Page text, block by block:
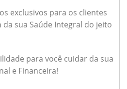
exclusivos para os clientes
sua Saúde Integral do jeito
para você cuidar da sua
e Financeira!